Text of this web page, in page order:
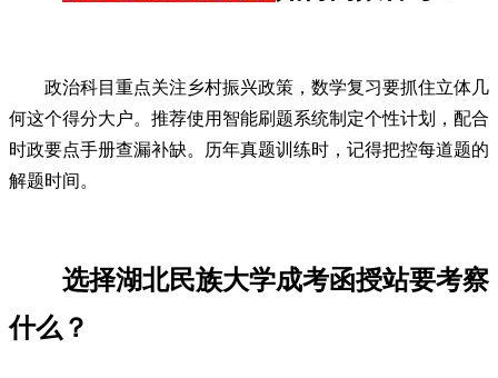
政治科目重点关注乡村振兴政策，数学复习要抓住立体几
何这个得分大户。推荐使用智能刷题系统制定个性计划，配合
时政要点手册查漏补缺。历年真题训练时，记得把控每道题的
解题时间。
选择湖北民族大学成考函授站要考察
什么？